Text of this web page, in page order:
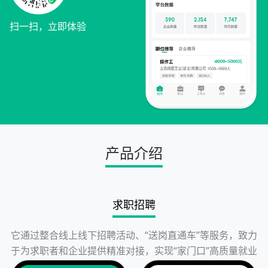
扫一扫，立即体验
产品介绍
求职招聘
它通过整合线上线下招聘活动、“送岗直通车”等服务，致力
于为求职者和企业提供精准对接，实现“家门口”高质量就业